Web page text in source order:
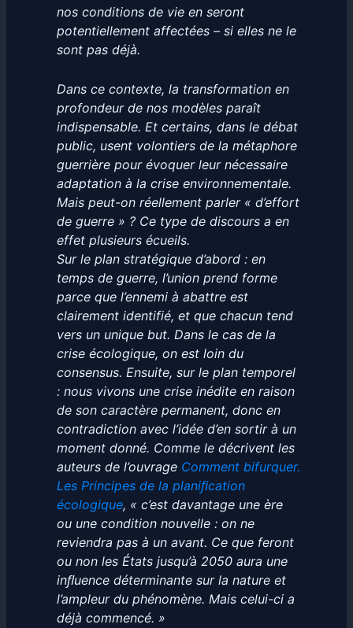
nos conditions de vie en seront
potentiellement affectées – si elles ne le
sont pas déjà.
Dans ce contexte, la transformation en
profondeur de nos modèles paraît
indispensable. Et certains, dans le débat
public, usent volontiers de la métaphore
guerrière pour évoquer leur nécessaire
adaptation à la crise environnementale.
Mais peut-on réellement parler « d’effort
de guerre » ? Ce type de discours a en
effet plusieurs écueils.
Sur le plan stratégique d’abord : en
temps de guerre, l’union prend forme
parce que l’ennemi à abattre est
clairement identifié, et que chacun tend
vers un unique but. Dans le cas de la
crise écologique, on est loin du
consensus. Ensuite, sur le plan temporel
: nous vivons une crise inédite en raison
de son caractère permanent, donc en
contradiction avec l’idée d’en sortir à un
moment donné. Comme le décrivent les
auteurs de l’ouvrage Comment bifurquer.
Les Principes de la planiﬁcation
écologique, « c’est davantage une ère
ou une condition nouvelle : on ne
reviendra pas à un avant. Ce que feront
ou non les États jusqu’à 2050 aura une
inﬂuence déterminante sur la nature et
l’ampleur du phénomène. Mais celui-ci a
déjà commencé. »